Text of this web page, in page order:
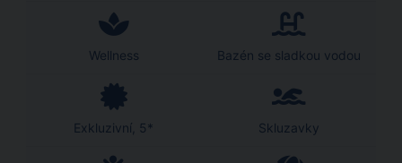
Wellness Bazén se sladkou vodou
Exkluzivní, 5* Skluzavky